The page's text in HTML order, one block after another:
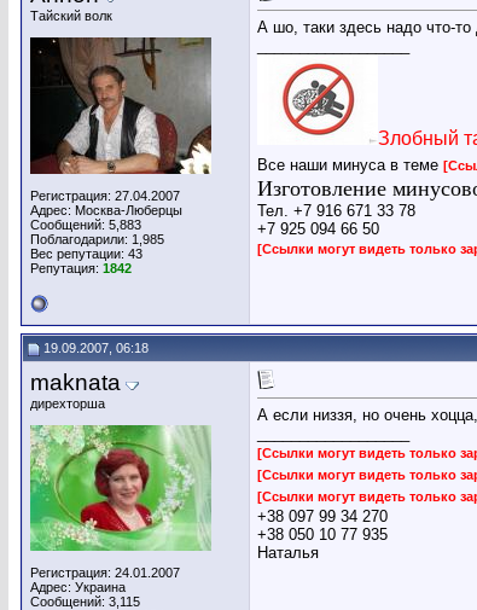
Тайский волк
Регистрация: 27.04.2007
Адрес: Москва-Люберцы
Сообщений: 5,883
Поблагодарили: 1,985
Вес репутации: 43
Репутация: 1842
А шо, таки здесь надо что-то
Злобный
Все наши минуса в теме
Изготовление
Тел. +7 916 671 33 78
+7 925 094 66 50
[Ссылки могут видеть только
19.09.2007, 06:18
maknata
дирехторша
Регистрация: 24.01.2007
Адрес: Украина
Сообщений: 3,115
А если низзя, но очень
[Ссылки могут видеть только
[Ссылки могут видеть только
[Ссылки могут видеть только
+38 097 99 34 270
+38 050 10 77 935
Наталья